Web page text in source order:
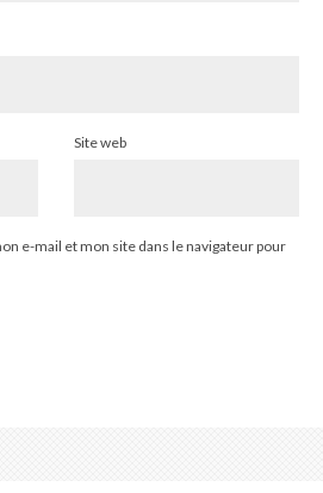
Site web
e-mail et mon site dans le navigateur pour